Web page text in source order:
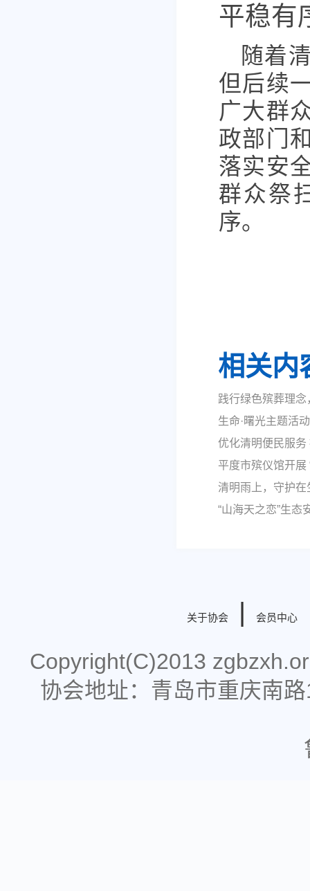
平稳有
随着
但后续
广大群
政部门
落实安
群众祭
序。
相关内
践行绿色殡葬理
生命·曙光主题活
优化清明便民服
平度市殡仪馆开展
清明雨上，守护在
“山海天之恋”生态
关于协会 | 会员中心
Copyright(C)2013
协会地址：青岛市重庆南